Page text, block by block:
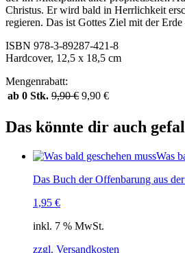
Christus. Er wird bald in Herrlichkeit
regieren. Das ist Gottes Ziel mit der Erde
ISBN 978-3-89287-421-8
Hardcover, 12,5 x 18,5 cm
Mengenrabatt:
ab 0 Stk. 9,90€ 9,90 €
Das könnte dir auch
Was
Das Buch der Offenbarung aus
1,95 €
inkl. 7 % MwSt.
zzgl. Versandkosten